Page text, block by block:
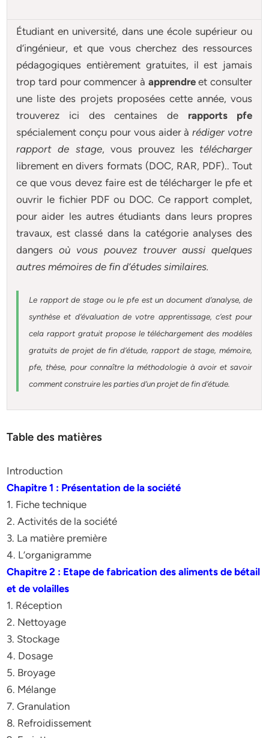
Étudiant en université, dans une école supérieur ou
d’ingénieur, et que vous cherchez des ressources
pédagogiques entièrement gratuites, il est jamais
trop tard pour commencer à apprendreet consulter
une liste des projets proposées cette année, vous
trouverez ici des centaines de rapports pfe
spécialement conçu pour vous aider àrédiger votre
rapport de stage, vous prouvez les télécharger
librement en divers formats (DOC, RAR, PDF).. Tout
ce que vous devez faire est de télécharger le pfe et
ouvrir le fichier PDF ou DOC. Ce rapport complet,
pour aider les autres étudiants dans leurs propres
travaux, est classé dans la catégorie analyses des
dangersoù vous pouvez trouver aussi quelques
autresmémoiresde fin d’études similaires.
Le rapport de stage ou le pfe est un document d’analyse, de
synthèse et d’évaluation de votre apprentissage, c’est pour
cela rapport gratuit propose le téléchargement des modèles
gratuits de projet de fin d’étude, rapport de stage, mémoire,
pfe, thèse, pour connaître la méthodologie à avoir et savoir
comment construire les parties d’un projet de fin d’étude
Table des matières
Introduction
Chapitre 1 : Présentation de la société
1. Fiche technique
2. Activités de la société
3. La matière première
4. L’organigramme
Chapitre 2 : Etape de fabrication des aliments de bétail
et de volailles
1. Réception
2. Nettoyage
3. Stockage
4. Dosage
5. Broyage
6. Mélange
7. Granulation
8. Refroidissement